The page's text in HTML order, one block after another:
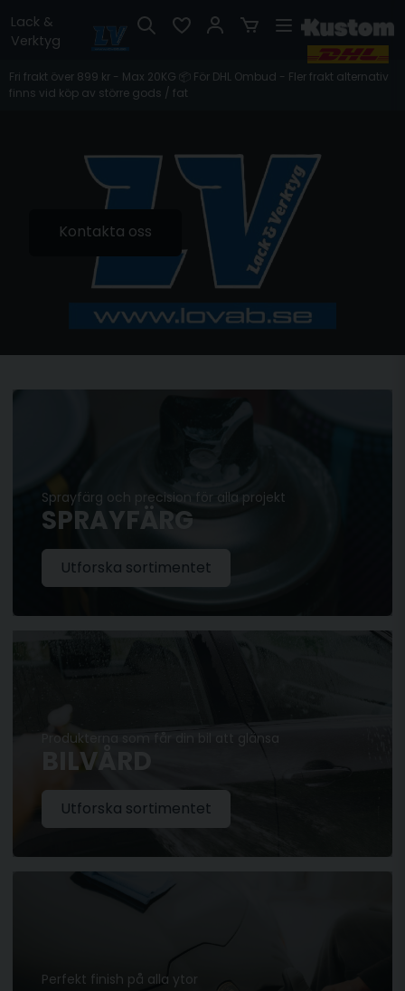
Lack &
Verktyg
Fri frakt över 899 kr - Max 20KG 📦 För DHL Ombud - Fler frakt alternativ
finns vid köp av större gods / fat
Kontakta oss
SPRAYFÄRG
Sprayfärg och precision för alla projekt
Utforska sortimentet
BILVÅRD
Produkterna som får din bil att glänsa
Utforska sortimentet
Perfekt finish på alla ytor